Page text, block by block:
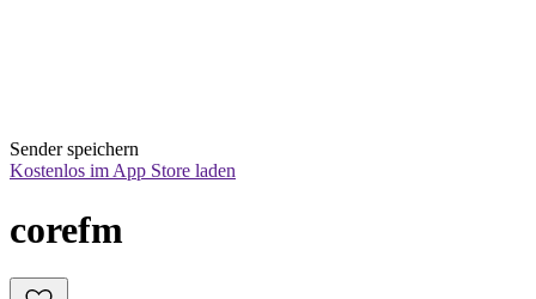
Sender speichern
Kostenlos im App Store laden
corefm